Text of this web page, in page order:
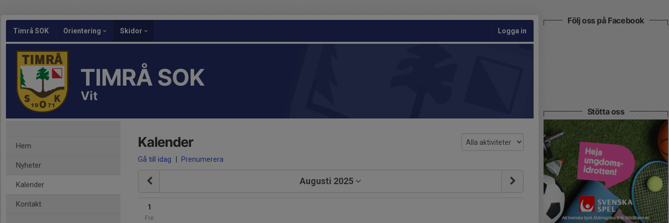
Timrå SOK Orientering Skidor Logga in
TIMRÅ SOK
Vit
Hem
Nyheter
Kalender
Kontakt
Kalender
Gå till idag | Prenumerera
Augusti 2025
1
Fre
Följ oss på Facebook
Stötta oss